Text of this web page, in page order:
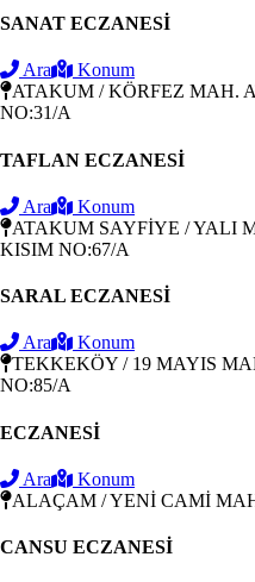
SANAT ECZANESİ
Ara
Konum
ATAKUM / KÖRFEZ MAH.
NO:31/A
TAFLAN ECZANESİ
Ara
Konum
ATAKUM SAYFİYE / YALI
KISIM NO:67/A
SARAL ECZANESİ
Ara
Konum
TEKKEKÖY / 19 MAYIS
NO:85/A
ECZANESİ
Ara
Konum
ALAÇAM / YENİ CAMİ
CANSU ECZANESİ